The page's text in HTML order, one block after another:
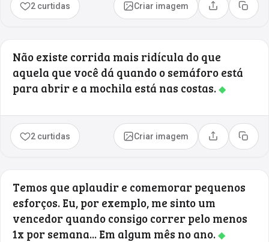
2 curtidas Criar imagem Compartilhar
Copiar
Não existe corrida mais ridícula do que
aquela que você dá quando o semáforo está
para abrir e a mochila está nas costas.◆
2 curtidas Criar imagem Compartilhar
Copiar
Temos que aplaudir e comemorar pequenos
esforços. Eu, por exemplo, me sinto um
vencedor quando consigo correr pelo menos
1x por semana... Em algum mês no ano.◆